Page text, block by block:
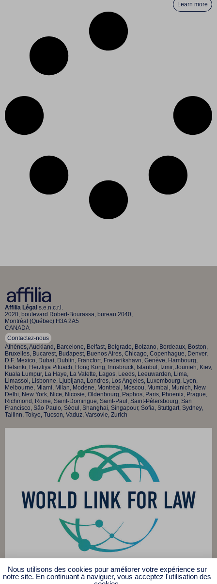
Learn more
Affilia Légal s.e.n.c.r.l.
2020, boulevard Robert-Bourassa, bureau 2040,
Montréal (Québec) H3A 2A5
CANADA
Contactez-nous
Athènes, Auckland, Barcelone, Belfast, Belgrade, Bolzano, Bordeaux, Boston,
Bruxelles, Bucarest, Budapest, Buenos Aires, Chicago, Copenhague, Denver,
D.F. Mexico, Dubai, Dublin, Francfort, Frederikshavn, Genève, Hambourg,
Helsinki, Herzliya Pituach, Hong Kong, Innsbruck, Istanbul, Izmir, Jounieh, Kiev,
Kuala Lumpur, La Haye, La Valette, Lagos, Leeds, Leeuwarden, Lima,
Limassol, Lisbonne, Ljubljana, Londres, Los Angeles, Luxembourg, Lyon,
Melbourne, Miami, Milan, Modène, Montréal, Moscou, Mumbai, Munich, New
Delhi, New York, Nice, Nicosie, Oldenbourg, Paphos, Paris, Phoenix, Prague,
Richmond, Rome, Saint-Domingue, Saint-Paul, Saint-Pétersbourg, San
Francisco, São Paulo, Séoul, Shanghai, Singapour, Sofia, Stuttgart, Sydney,
Tallinn, Tokyo, Tucson, Vaduz, Varsovie, Zurich
© 2025 Affilia Légal s.e.n.c.r.l.
Nous utilisons des cookies pour améliorer votre expérience sur
notre site. En continuant à naviguer, vous acceptez l'utilisation des